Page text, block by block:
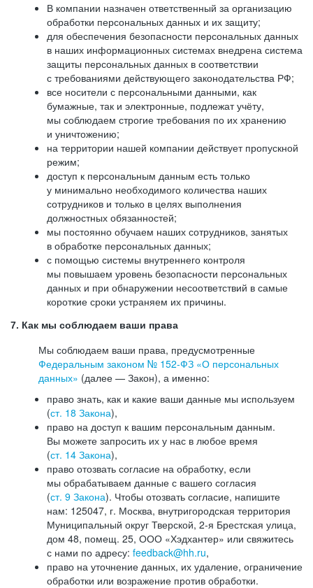
В компании назначен ответственный за организацию
обработки персональных данных и их защиту;
для обеспечения безопасности персональных данных
в наших информационных системах внедрена система
защиты персональных данных в соответствии
с требованиями действующего законодательства РФ;
все носители с персональными данными, как
бумажные, так и электронные, подлежат учёту,
мы соблюдаем строгие требования по их хранению
и уничтожению;
на территории нашей компании действует пропускной
режим;
доступ к персональным данным есть только
у минимально необходимого количества наших
сотрудников и только в целях выполнения
должностных обязанностей;
мы постоянно обучаем наших сотрудников, занятых
в обработке персональных данных;
с помощью системы внутреннего контроля
мы повышаем уровень безопасности персональных
данных и при обнаружении несоответствий в самые
короткие сроки устраняем их причины.
7. Как мы соблюдаем ваши права
Мы соблюдаем ваши права, предусмотренные
Федеральным законом № 152-ФЗ «О персональных
данных» (далее — Закон), а именно:
право знать, как и какие ваши данные мы используем
(ст. 18 Закона),
право на доступ к вашим персональным данным.
Вы можете запросить их у нас в любое время
(ст. 14 Закона),
право отозвать согласие на обработку, если
мы обрабатываем данные с вашего согласия
(ст. 9 Закона). Чтобы отозвать согласие, напишите
нам: 125047, г. Москва, внутригородская территория
Муниципальный округ Тверской, 2-я Брестская улица,
дом 48, помещ. 25, ООО «Хэдхантер» или свяжитесь
с нами по адресу: feedback@hh.ru,
право на уточнение данных, их удаление, ограничение
обработки или возражение против обработки.